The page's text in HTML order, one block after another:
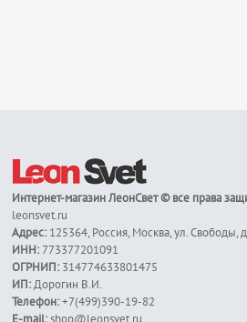
Интернет-магазинЛеонСвет© все права
leonsvet.ru
Адрес: 125364, Россия, Москва,ул. Свободы,
ИНН:773377201091
ОГРНИП: 314774633801475
ИП:Дорогин В.И.
Телефон: +7(499)390-19-82